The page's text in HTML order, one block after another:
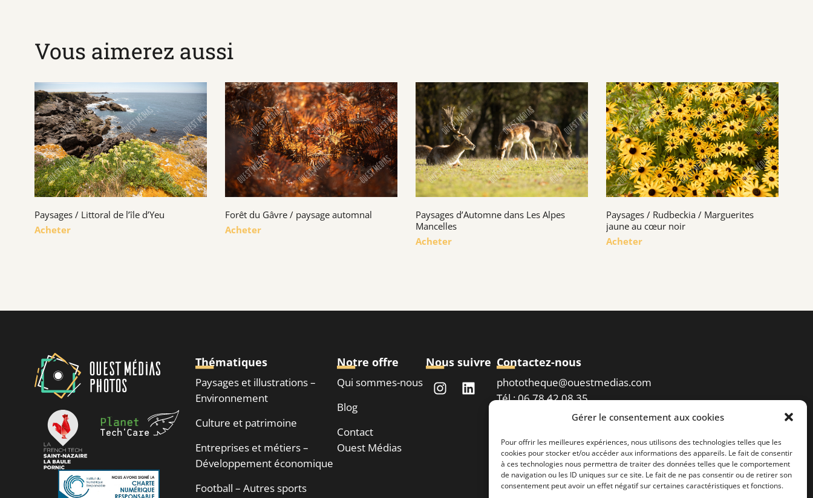
Gérer le consentement aux cookies
Pour offrir les meilleures expériences, nous utilisons des technologies telles que les
cookies pour stocker et/ou accéder aux informations des appareils. Le fait de consentir
à ces technologies nous permettra de traiter des données telles que le comportement
de navigation ou les ID uniques sur ce site. Le fait de ne pas consentir ou de retirer son
consentement peut avoir un effet négatif sur certaines caractéristiques et fonctions.
Vous aimerez aussi
Paysages / Littoral de l’île d’Yeu
Acheter
Forêt du Gâvre / paysage automnal
Acheter
Paysages d’Automne dans Les Alpes
Mancelles
Acheter
Paysages / Rudbeckia / Marguerites
jaune au cœur noir
Acheter
Thématiques
Paysages et illustrations –
Environnement
Culture et patrimoine
Entreprises et métiers –
Développement économique
Football – Autres sports
Notre offre
Qui sommes-nous
Blog
Contact
Ouest Médias
Nous suivre Contactez-nous
phototheque@ouestmedias.com
Tél : 06 78 42 08 35